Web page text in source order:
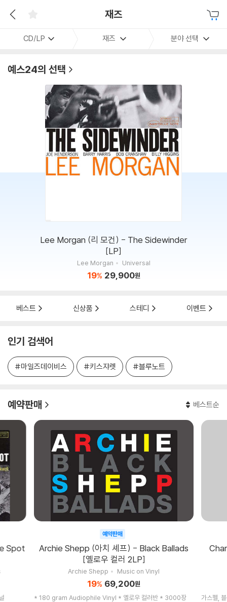
재즈
CD/LP 재즈 분야 선택
예스24의 선택
Lee Morgan (리 모건) - The Sidewinder
[LP]
Lee Morgan Universal
19% 29,900원
베스트 신상품 스테디 이벤트
인기 검색어
#마일즈데이비스 #키스쟈렛 #블루노트
예약판매 베스트순
Spot
Archie Shepp (아치 셰프) - Black Ballads
[옐로우 컬러 2LP]
Archie Shepp Music on Vinyl
19% 69,200원
* 180 gram Audiophile Vinyl * 옐로우 컬러반 * 3000장
가스펠,